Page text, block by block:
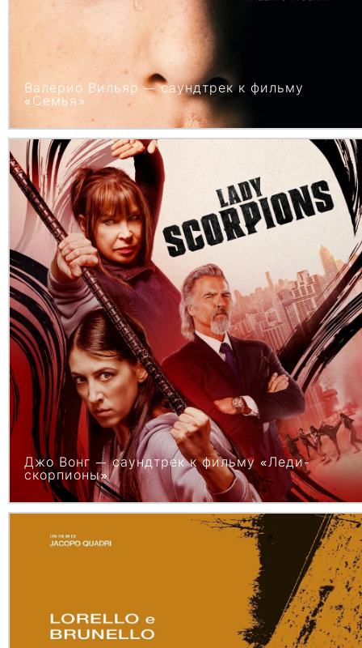
Валерио Вильяр — саундтрек к фильму
«Семья»
Джо Вонг — саундтрек к фильму «Леди-
скорпионы»